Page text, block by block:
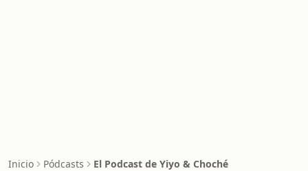
Inicio Pódcasts El Podcast de Yiyo & Choché